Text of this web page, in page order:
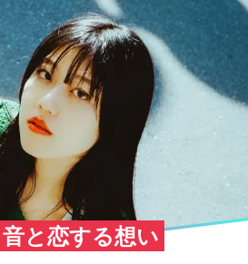
と恋する想い